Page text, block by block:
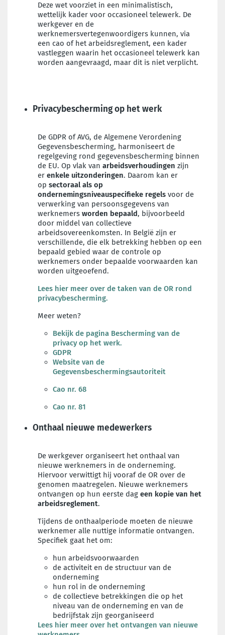
Deze wet voorziet in een minimalistisch,
wettelijk kader voor occasioneel telewerk. De
werkgever en de
werknemersvertegenwoordigers kunnen, via
een cao of het arbeidsreglement, een kader
vastleggen waarin het occasioneel telewerk kan
worden aangevraagd, maar dit is niet verplicht.
Privacybescherming op het werk
De GDPR of AVG, de Algemene Verordening
Gegevensbescherming, harmoniseert de
regelgeving rond gegevensbescherming binnen
de EU. Op vlak van arbeidsverhoudingen zijn
er enkele uitzonderingen. Daarom kan er
op sectoraal als op
ondernemingsniveauspecifieke regels voor de
verwerking van persoonsgegevens van
werknemers worden bepaald, bijvoorbeeld
door middel van collectieve
arbeidsovereenkomsten. In België zijn er
verschillende, die elk betrekking hebben op een
bepaald gebied waar de controle op
werknemers onder bepaalde voorwaarden kan
worden uitgeoefend.
Lees hier meer over de taken van de OR rond
privacybescherming.
Meer weten?
Bekijk de pagina Bescherming van de
privacy op het werk.
GDPR
Website van de
Gegevensbeschermingsautoriteit
Cao nr. 68
Cao nr. 81
Onthaal nieuwe medewerkers
De werkgever organiseert het onthaal van
nieuwe werknemers in de onderneming.
Hiervoor verwittigt hij vooraf de OR over de
genomen maatregelen. Nieuwe werknemers
ontvangen op hun eerste dag een kopie van het
arbeidsreglement.
Tijdens de onthaalperiode moeten de nieuwe
werknemer alle nuttige informatie ontvangen.
Specifiek gaat het om:
hun arbeidsvoorwaarden
de activiteit en de structuur van de
onderneming
hun rol in de onderneming
de collectieve betrekkingen die op het
niveau van de onderneming en van de
bedrijfstak zijn georganiseerd
Lees hier meer over het ontvangen van nieuwe